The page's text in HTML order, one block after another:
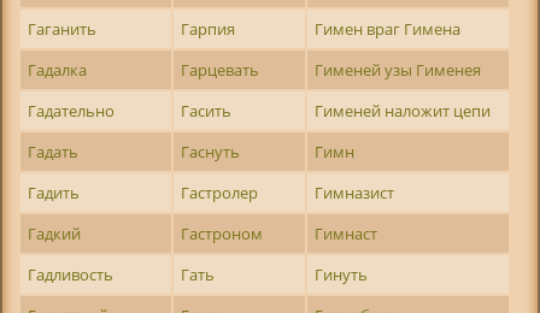
Гаганить
Гарпия
Гимен враг Гимена
Гадалка
Гарцевать
Гименей узы Гименея
Гадательно
Гасить
Гименей наложит цепи
Гадать
Гаснуть
Гимн
Гадить
Гастролер
Гимназист
Гадкий
Гастроном
Гимнаст
Гадливость
Гать
Гинуть